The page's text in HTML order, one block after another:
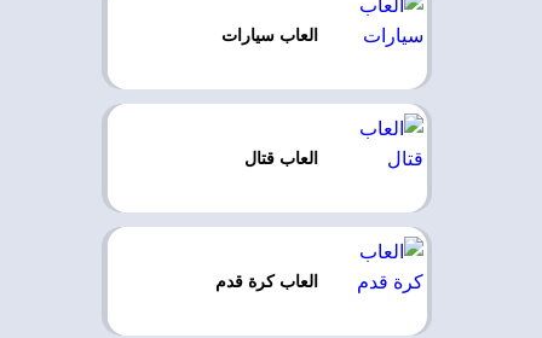
العاب سيارات
العاب قتال
العاب كرة قدم